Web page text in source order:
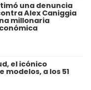
una denuncia
Alex Caniggia
millonaria
el icónico
a los 51